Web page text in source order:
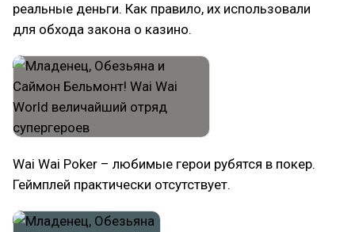
реальные деньги. Как правило, их использовали
для обхода закона о казино.
Wai Wai Poker – любимые герои рубятся в покер.
Геймплей практически отсутствует.